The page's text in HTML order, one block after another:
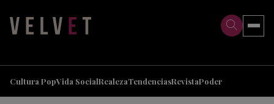
Cultura PopVida SocialRealezaTendenciasRevistaPoder